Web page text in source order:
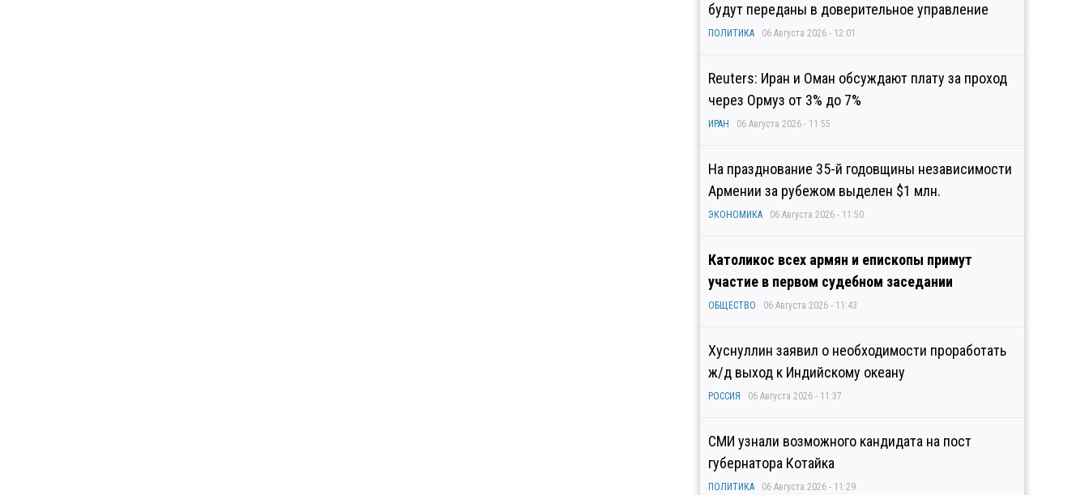
будут переданы в доверительное управление
ПОЛИТИКА 06 Августа 2026 - 12:01
Reuters: Иран и Оман обсуждают плату за проход
через Ормуз от 3% до 7%
ИРАН 06 Августа 2026 - 11:55
На празднование 35-й годовщины независимости
Армении за рубежом выделен $1 млн.
ЭКОНОМИКА 06 Августа 2026 - 11:50
Католикос всех армян и епископы примут
участие в первом судебном заседании
ОБЩЕСТВО 06 Августа 2026 - 11:43
Хуснуллин заявил о необходимости проработать
ж/д выход к Индийскому океану
РОССИЯ 06 Августа 2026 - 11:37
СМИ узнали возможного кандидата на пост
губернатора Котайка
ПОЛИТИКА 06 Августа 2026 - 11:29